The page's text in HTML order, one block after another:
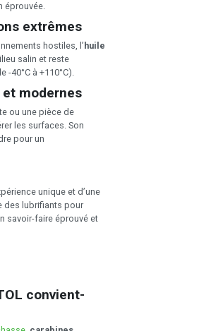
éprouvée.
extrêmes
hostiles, l’ huile
salin et reste
40°C à +110°C).
modernes
ou une pièce de
les surfaces. Son
pour un
unique et d’une
des lubrifiants pour
savoir-faire éprouvé et
convient-